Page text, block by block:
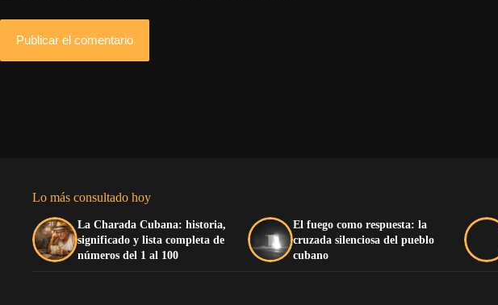
Publicar el comentario
Lo más consultado hoy
La Charada Cubana: historia,
significado y lista completa de
números del 1 al 100
El fuego como respuesta: la
cruzada silenciosa del pueblo
cubano